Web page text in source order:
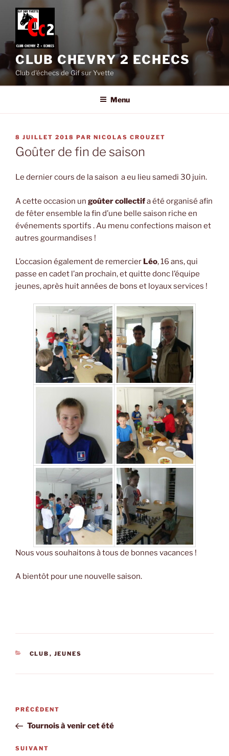
Aller
contenu
principal
CLUB CHEVRY 2 ECHECS
Club d'échecs de Gif sur Yvette
Menu
PUBLIÉ
LE
8 JUILLET 2018 PAR NICOLAS CROUZET
Goûter de fin de saison
Le dernier cours de la saison a eu lieu samedi 30 juin.
A cette occasion un goûter collectifa été organisé afin
de fêter ensemble la fin d’une belle saison riche en
événements sportifs . Au menu confections maison et
autres gourmandises !
L’occasion également de remercier Léo, 16 ans, qui
passe en cadet l’an prochain, et quitte donc l’équipe
jeunes, après huit années de bons et loyaux services !
Nous vous souhaitons à tous de bonnes vacances !
A bientôt pour une nouvelle saison.
CATÉGORIES
CLUB , JEUNES
Navigation
l’article
Article
précédent
PRÉCÉDENT
Tournois à venir cet été
Article
SUIVANT